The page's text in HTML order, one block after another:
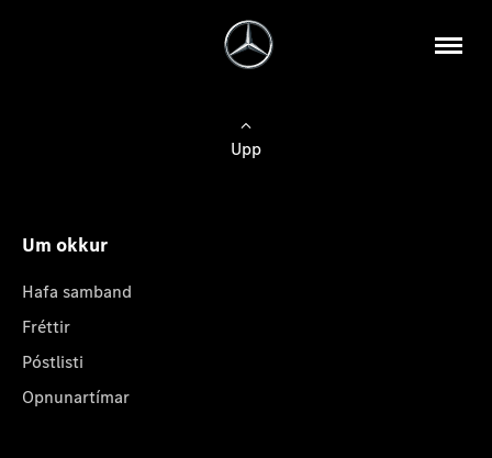
Upp
Um okkur
Hafa samband
Fréttir
Póstlisti
Opnunartímar